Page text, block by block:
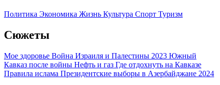
Политика Экономика Жизнь Культура Спорт Туризм
Сюжеты
Мое здоровье Война Израиля и Палестины 2023 Южный
Кавказ после войны Нефть и газ Где отдохнуть на Кавказе
Правила ислама Президентские выборы в Азербайджане 2024